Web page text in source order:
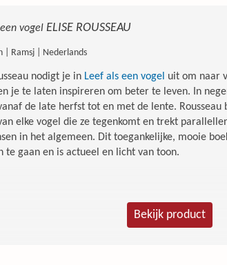
prestaties
extremen tot superkracht
& ICONS
Max Verstappen, Taylor Swift, Super Mario en
& Techniek
en de steden van de toekomst
vogel ELISE ROUSSEAU
| Ramsj | Nederlands
nodigt je in Leef als een vogel uit om naar
je te laten inspireren om beter te leven. In
de late herfst tot en met de lente. Rousseau
elke vogel die ze tegenkomt en trekt
in het algemeen. Dit toegankelijke, mooie
te gaan en is actueel en licht van toon.
Bekijk product